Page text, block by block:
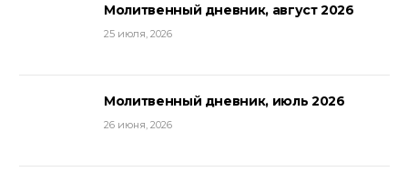
Молитвенный дневник, август 2026
25 июля, 2026
Молитвенный дневник, июль 2026
26 июня, 2026